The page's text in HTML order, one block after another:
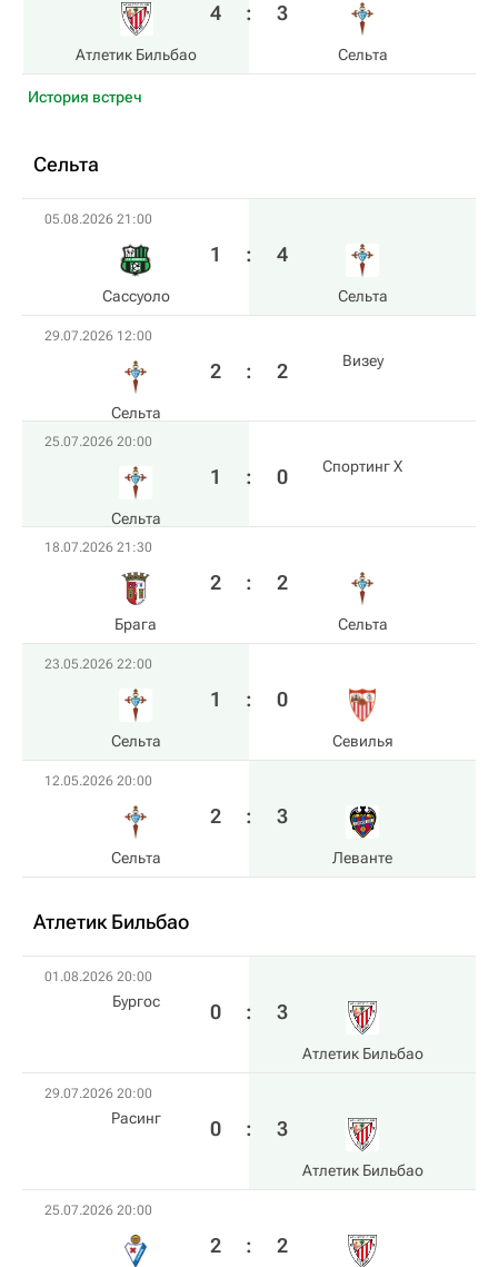
Атлетик Бильбао
4 : 3
Сельта
История встреч
Сельта
05.08.2026 21:00
Сассуоло
1 : 4
Сельта
29.07.2026 12:00
Сельта
2 : 2 Визеу
25.07.2026 20:00
Сельта
1 : 0 Спортинг Х
18.07.2026 21:30
Брага
2 : 2
Сельта
23.05.2026 22:00
Сельта
1 : 0
Севилья
12.05.2026 20:00
Сельта
2 : 3
Леванте
Атлетик Бильбао
01.08.2026 20:00
Бургос 0 : 3
Атлетик Бильбао
29.07.2026 20:00
Расинг 0 : 3
Атлетик Бильбао
25.07.2026 20:00
2 : 2